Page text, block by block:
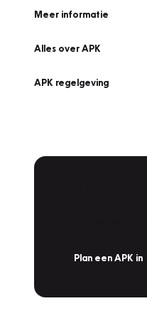
Meer informatie
Alles over APK
APK regelgeving
Plan een APK in